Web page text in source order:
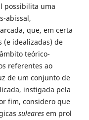
possibilita uma
abissal,
que, em certa
(e idealizadas) de
teórico-
referentes ao
de um conjunto de
instigada pela
fim, considero que
sulearesem prol